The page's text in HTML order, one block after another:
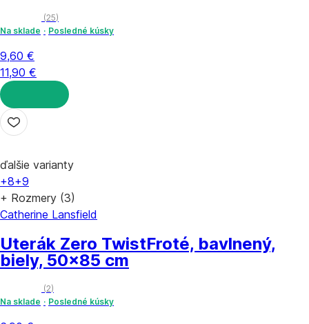
(25)
Na sklade
Posledné kúsky
9,60 €
11,90 €
DO KOŠÍKA
ďalšie varianty
+8+9
+ Rozmery (3)
Catherine Lansfield
Uterák Zero TwistFroté, bavlnený,
biely, 50x85 cm
(2)
Na sklade
Posledné kúsky